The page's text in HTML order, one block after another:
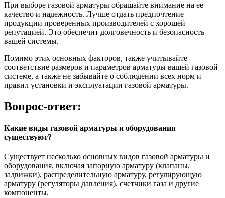
При выборе газовой арматуры обращайте внимание на ее
качество и надежность. Лучше отдать предпочтение
продукции проверенных производителей с хорошей
репутацией. Это обеспечит долговечность и безопасность
вашей системы.
Помимо этих основных факторов, также учитывайте
соответствие размеров и параметров арматуры вашей газовой
системе, а также не забывайте о соблюдении всех норм и
правил установки и эксплуатации газовой арматуры.
Вопрос-ответ:
Какие виды газовой арматуры и оборудования
существуют?
Существует несколько основных видов газовой арматуры и
оборудования, включая запорную арматуру (клапаны,
задвижки), распределительную арматуру, регулирующую
арматуру (регуляторы давления), счетчики газа и другие
компоненты.